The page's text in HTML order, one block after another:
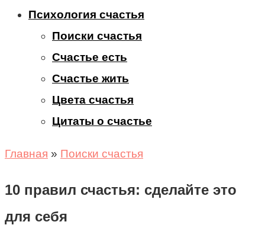
Психология счастья
Поиски счастья
Счастье есть
Счастье жить
Цвета счастья
Цитаты о счастье
Главная » Поиски счастья
10 правил счастья: сделайте это
для себя